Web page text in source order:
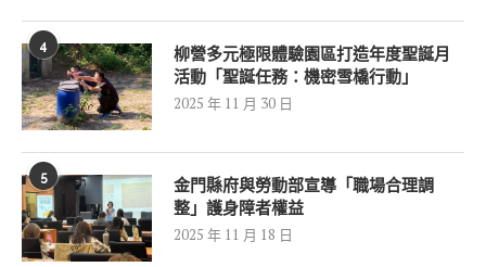
4
柳營多元極限體驗園區打造年度聖誕月
活動「聖誕任務：機密雪橇行動」
2025 年 11 月 30 日
5
金門縣府與勞動部宣導「職場合理調
整」護身障者權益
2025 年 11 月 18 日